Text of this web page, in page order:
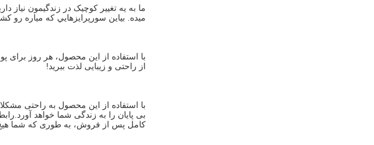
ميده. بياين سورپرايزهايي که مياره رو
از راحتی و زیبایی لذت ببرید!
کامل پس از فروش، به طوری که شما هیچ